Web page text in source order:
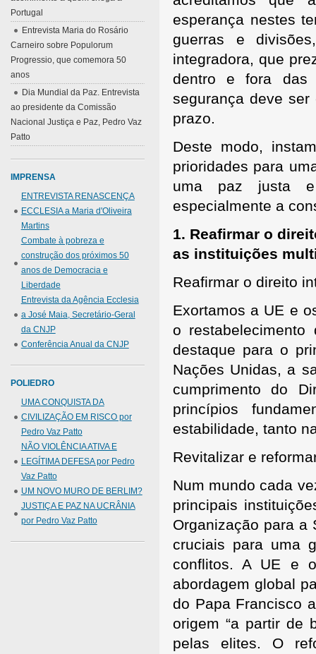
esperança nestes
guerras e
integradora, que
dentro e fora das
segurança deve
prazo.
Deste modo,
prioridades para
uma paz justa e
especialmente a
1. Reafirmar o
as instituições
Reafirmar o direito
Exortamos a UE e
o
destaque para o
Nações Unidas, a
cumprimento do
princípios
estabilidade, tanto
Revitalizar e
Num mundo cada
principais
Organização para a
cruciais para uma
conflitos. A UE e
abordagem global
do Papa Francisco
origem “a partir de
pelas elites. O
Portugal
Entrevista Maria do Rosário
Carneiro sobre Populorum
Progressio, que comemora 50
anos
Dia Mundial da Paz. Entrevista
ao presidente da Comissão
Nacional Justiça e Paz, Pedro Vaz
Patto
IMPRENSA
ENTREVISTA RENASCENÇA
ECCLESIA a Maria d'Oliveira
Martins
Combate à pobreza e
construção dos próximos 50
anos de Democracia e
Liberdade
Entrevista da Agência Ecclesia
a José Maia, Secretário-Geral
da CNJP
Conferência Anual da CNJP
POLIEDRO
UMA CONQUISTA DA
CIVILIZAÇÃO EM RISCO por
Pedro Vaz Patto
NÃO VIOLÊNCIA ATIVA E
LEGÍTIMA DEFESA por Pedro
Vaz Patto
UM NOVO MURO DE BERLIM?
JUSTIÇA E PAZ NA UCRÂNIA
por Pedro Vaz Patto